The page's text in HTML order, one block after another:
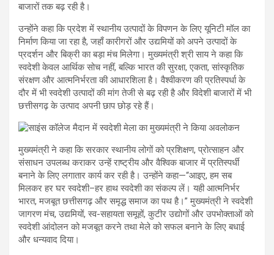
बाजारों तक बढ़ रही है।
उन्होंने कहा कि प्रदेश में स्थानीय उत्पादों के विपणन के लिए यूनिटी मॉल का
निर्माण किया जा रहा है, जहाँ कारीगरों और उद्यमियों को अपने उत्पादों के
प्रदर्शन और बिक्री का बड़ा मंच मिलेगा। मुख्यमंत्री श्री साय ने कहा कि
स्वदेशी केवल आर्थिक सोच नहीं, बल्कि भारत की सुरक्षा, एकता, सांस्कृतिक
संरक्षण और आत्मनिर्भरता की आधारशिला है। वैश्वीकरण की प्रतिस्पर्धा के
दौर में भी स्वदेशी उत्पादों की मांग तेजी से बढ़ रही है और विदेशी बाजारों में भी
छत्तीसगढ़ के उत्पाद अपनी छाप छोड़ रहे हैं।
मुख्यमंत्री ने कहा कि सरकार स्थानीय लोगों को प्रशिक्षण, प्रोत्साहन और
संसाधन उपलब्ध कराकर उन्हें राष्ट्रीय और वैश्विक बाजार में प्रतिस्पर्धी
बनाने के लिए लगातार कार्य कर रही है। उन्होंने कहा—“आइए, हम सब
मिलकर हर घर स्वदेशी–हर हाथ स्वदेशी का संकल्प लें। यही आत्मनिर्भर
भारत, मजबूत छत्तीसगढ़ और समृद्ध समाज का पथ है।” मुख्यमंत्री ने स्वदेशी
जागरण मंच, उद्यमियों, स्व-सहायता समूहों, कुटीर उद्योगों और उपभोक्ताओं को
स्वदेशी आंदोलन को मजबूत करने तथा मेले को सफल बनाने के लिए बधाई
और धन्यवाद दिया।